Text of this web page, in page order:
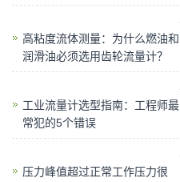
高粘度流体测量：为什么燃油和
润滑油必须选用齿轮流量计？
工业流量计选型指南：工程师最
常犯的5个错误
压力峰值超过正常工作压力很